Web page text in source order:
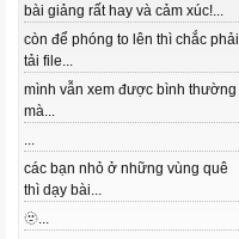
bài giảng rất hay và cảm xúc!...
còn để phóng to lên thì chắc phải
tải file...
mình vẫn xem được bình thường
mà...
...
các bạn nhỏ ở những vùng quê
thì dạy bài...
🫥...